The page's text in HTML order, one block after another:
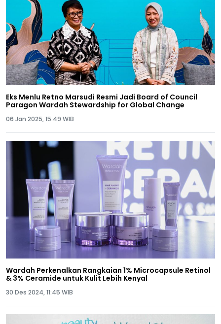
Eks Menlu Retno Marsudi Resmi Jadi Board of Council
Paragon Wardah Stewardship for Global Change
06 Jan 2025, 15:49 WIB
Wardah Perkenalkan Rangkaian 1% Microcapsule Retinol
& 3% Ceramide untuk Kulit Lebih Kenyal
30 Des 2024, 11:45 WIB